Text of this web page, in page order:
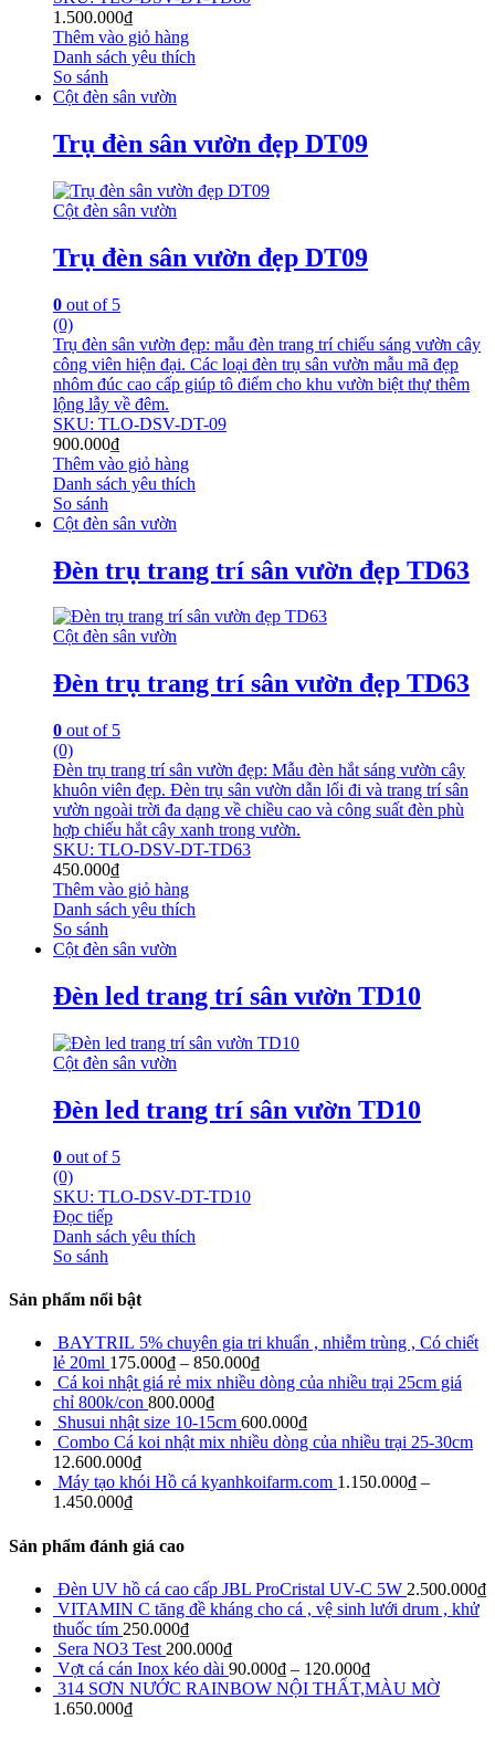
1.500.000₫
Thêm vào giỏ hàng
Danh sách yêu thích
So sánh
Cột đèn sân vườn
Trụ đèn sân vườn đẹp DT09
Cột đèn sân vườn
Trụ đèn sân vườn đẹp DT09
0 out of 5
(0)
Trụ đèn sân vườn đẹp: mẫu đèn trang trí chiếu sáng vườn cây
công viên hiện đại. Các loại đèn trụ sân vườn mẫu mã đẹp
nhôm đúc cao cấp giúp tô điểm cho khu vườn biệt thự thêm
lộng lẫy về đêm.
SKU: TLO-DSV-DT-09
900.000₫
Thêm vào giỏ hàng
Danh sách yêu thích
So sánh
Cột đèn sân vườn
Đèn trụ trang trí sân vườn đẹp TD63
Cột đèn sân vườn
Đèn trụ trang trí sân vườn đẹp TD63
0 out of 5
(0)
Đèn trụ trang trí sân vườn đẹp: Mẫu đèn hắt sáng vườn cây
khuôn viên đẹp. Đèn trụ sân vườn dẫn lối đi và trang trí sân
vườn ngoài trời đa dạng về chiều cao và công suất đèn phù
hợp chiếu hắt cây xanh trong vườn.
SKU: TLO-DSV-DT-TD63
450.000₫
Thêm vào giỏ hàng
Danh sách yêu thích
So sánh
Cột đèn sân vườn
Đèn led trang trí sân vườn TD10
Cột đèn sân vườn
Đèn led trang trí sân vườn TD10
0 out of 5
(0)
SKU: TLO-DSV-DT-TD10
Đọc tiếp
Danh sách yêu thích
So sánh
Sản phẩm nổi bật
BAYTRIL 5% chuyên gia tri khuẩn , nhiễm trùng , Có chiết
lẻ 20ml 175.000₫ – 850.000₫
Cá koi nhật giá rẻ mix nhiều dòng của nhiều trại 25cm giá
chỉ 800k/con 800.000₫
Shusui nhật size 10-15cm 600.000₫
Combo Cá koi nhật mix nhiều dòng của nhiều trại 25-30cm
12.600.000₫
Máy tạo khói Hồ cá kyanhkoifarm.com 1.150.000₫ –
1.450.000₫
Sản phẩm đánh giá cao
Đèn UV hồ cá cao cấp JBL ProCristal UV-C 5W 2.500.000₫
VITAMIN C tăng đề kháng cho cá , vệ sinh lưới drum , khử
thuốc tím 250.000₫
Sera NO3 Test 200.000₫
Vợt cá cán Inox kéo dài 90.000₫ – 120.000₫
314 SƠN NƯỚC RAINBOW NỘI THẤT,MÀU MỜ
1.650.000₫